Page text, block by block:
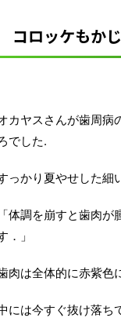
コロッケもか
カヤスさんが歯周病
でした.
っかり夏やせした細
「体調を崩すと歯肉
．」
肉は全体的に赤紫色
には今すぐ抜け落ち